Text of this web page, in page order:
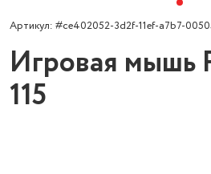
Артикул: #ce402052-3d2f-11ef-a7b7-
Игровая мышь
115